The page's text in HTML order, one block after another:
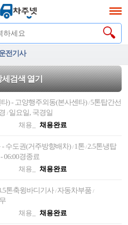
전기사
세검색 열기
) - 고양행주외동(본사센타)/ 5톤탑간선
/ 일요일, 국경일
채용_ 채용완료
- 수도권(거주방향배차)/ 1톤 / 2.5톤냉탑
06:00경종료
채용_ 채용완료
톤축윙바디기사/ 자동차부품/
채용_ 채용완료